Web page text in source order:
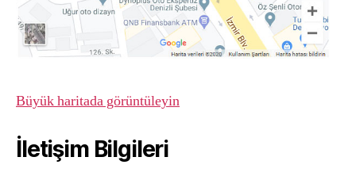
Büyük haritada görüntüleyin
İletişim Bilgileri